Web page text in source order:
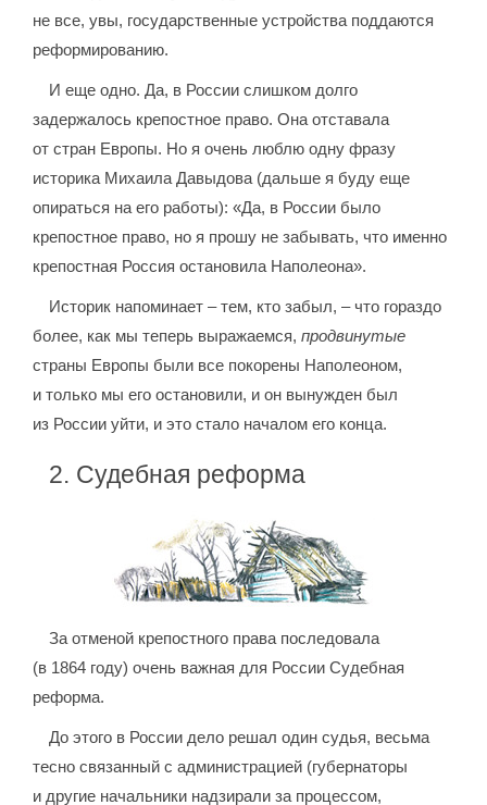
не все, увы, государственные устройства поддаются
реформированию.
И еще одно. Да, в России слишком долго
задержалось крепостное право. Она отставала
от стран Европы. Но я очень люблю одну фразу
историка Михаила Давыдова (дальше я буду еще
опираться на его работы): «Да, в России было
крепостное право, но я прошу не забывать, что именно
крепостная Россия остановила Наполеона».
Историк напоминает – тем, кто забыл, – что гораздо
более, как мы теперь выражаемся,продвинутые
страны Европы были все покорены Наполеоном,
и только мы его остановили, и он вынужден был
из России уйти, и это стало началом его конца.
2. Судебная реформа
За отменой крепостного права последовала
(в 1864 году) очень важная для России Судебная
реформа.
До этого в России дело решал один судья, весьма
тесно связанный с администрацией (губернаторы
и другие начальники надзирали за процессом,